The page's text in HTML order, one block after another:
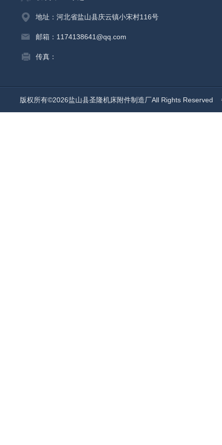
地址：河北省盐山县庆云镇小宋村116号
邮箱：1174138641@qq.com
传真：
版权所有©2026盐山县圣隆机床附件制造厂All Rights Reserved